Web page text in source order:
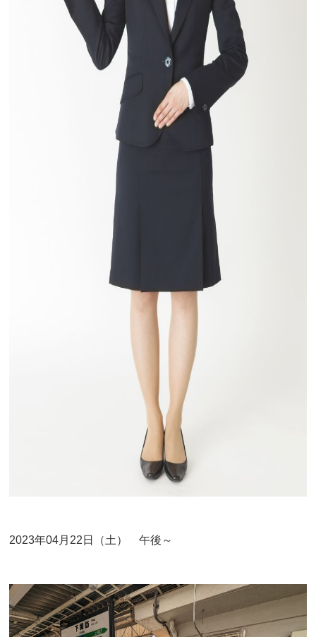
2023年04月22日（土） 午後～